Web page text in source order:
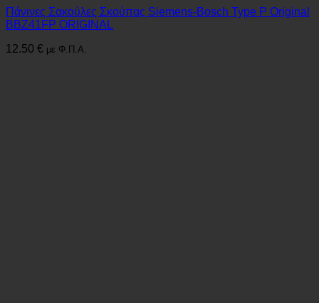
Πάνινες Σακούλες Σκούπας Siemens-Bosch Type P Original
BBZ41FP ORIGINAL
12.50 € με Φ.Π.Α.